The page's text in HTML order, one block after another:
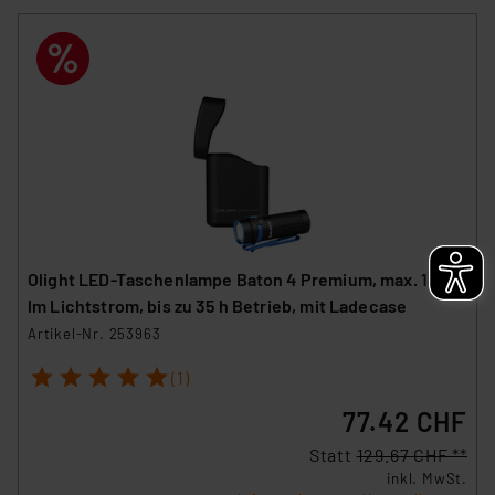
Olight LED-Taschenlampe Baton 4 Premium, max. 1300
lm Lichtstrom, bis zu 35 h Betrieb, mit Ladecase
Artikel-Nr. 253963
1 2 3 4 5 (1)
77.42 CHF
Statt129.67 CHF **
inkl. MwSt.